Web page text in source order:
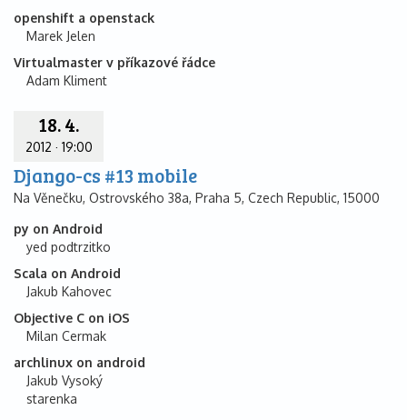
openshift a openstack
Marek Jelen
Virtualmaster v příkazové řádce
Adam Kliment
18. 4.
2012 · 19:00
Django-cs #13 mobile
Na Věnečku, Ostrovského 38a, Praha 5, Czech Republic, 15000
py on Android
yed podtrzitko
Scala on Android
Jakub Kahovec
Objective C on iOS
Milan Cermak
archlinux on android
Jakub Vysoký
starenka